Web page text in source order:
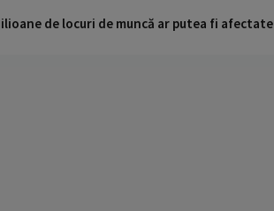
de locuri de muncă ar putea fi afectate